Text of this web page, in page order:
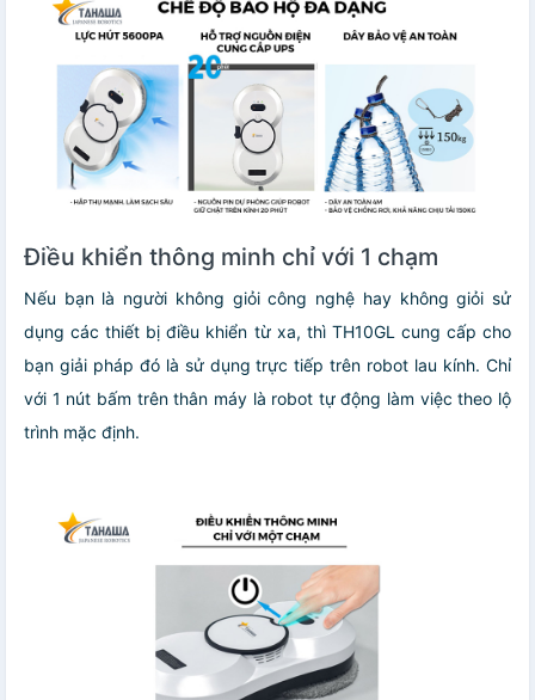
Điều khiển thông minh chỉ với 1 chạm
Nếu bạn là người không giỏi công nghệ hay không giỏi sử
dụng các thiết bị điều khiển từ xa, thì TH10GL cung cấp cho
bạn giải pháp đó là sử dụng trực tiếp trên robot lau kính. Chỉ
với 1 nút bấm trên thân máy là robot tự động làm việc theo lộ
trình mặc định.